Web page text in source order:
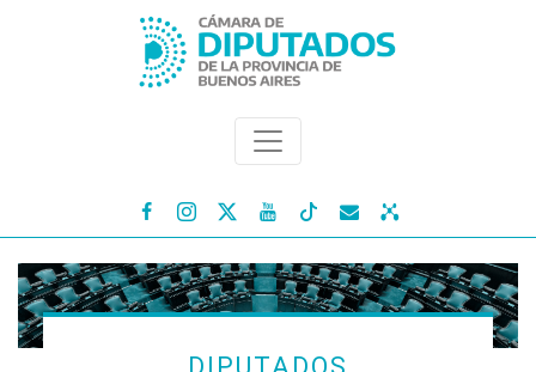
   